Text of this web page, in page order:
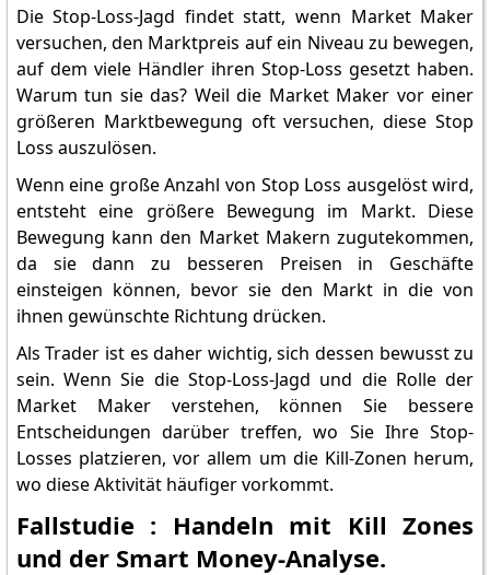
Die Stop-Loss-Jagd findet statt, wenn Market Maker
versuchen, den Marktpreis auf ein Niveau zu bewegen,
auf dem viele Händler ihren Stop-Loss gesetzt haben.
Warum tun sie das? Weil die Market Maker vor einer
größeren Marktbewegung oft versuchen, diese Stop
Loss auszulösen.
Wenn eine große Anzahl von Stop Loss ausgelöst wird,
entsteht eine größere Bewegung im Markt. Diese
Bewegung kann den Market Makern zugutekommen,
da sie dann zu besseren Preisen in Geschäfte
einsteigen können, bevor sie den Markt in die von
ihnen gewünschte Richtung drücken.
Als Trader ist es daher wichtig, sich dessen bewusst zu
sein. Wenn Sie die Stop-Loss-Jagd und die Rolle der
Market Maker verstehen, können Sie bessere
Entscheidungen darüber treffen, wo Sie Ihre Stop-
Losses platzieren, vor allem um die Kill-Zonen herum,
wo diese Aktivität häufiger vorkommt.
Fallstudie : Handeln mit Kill Zones
und der Smart Money-Analyse.